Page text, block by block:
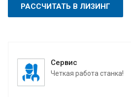
РАССЧИТАТЬ В ЛИЗИНГ
Сервис
Четкая работа станка!